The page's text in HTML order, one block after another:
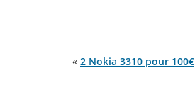
« 2 Nokia 3310 pour 100€